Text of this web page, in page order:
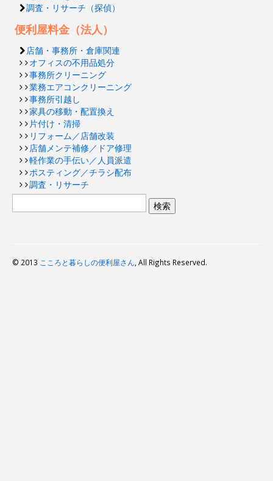
調査・リサーチ（探偵）
便利屋料金（法人）
店舗・事務所・倉庫関連
オフィスの不用品処分
事務所クリーニング
業務エアコンクリーニング
事務所引越し
家具の移動・配置換え
片付け・清掃
リフォーム／店舗改装
店舗メンテ補修／ドア修理
軽作業の手伝い／人員派遣
ポスティング／チラシ配布
調査・リサーチ
© 2013 こころと暮らしの便利屋さん , All Rights Reserved.